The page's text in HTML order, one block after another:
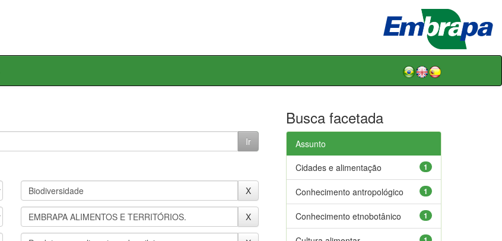
Busca facetada
Assunto
1
Cidades e alimentação
1
Conhecimento antropológico
1
Conhecimento etnobotânico